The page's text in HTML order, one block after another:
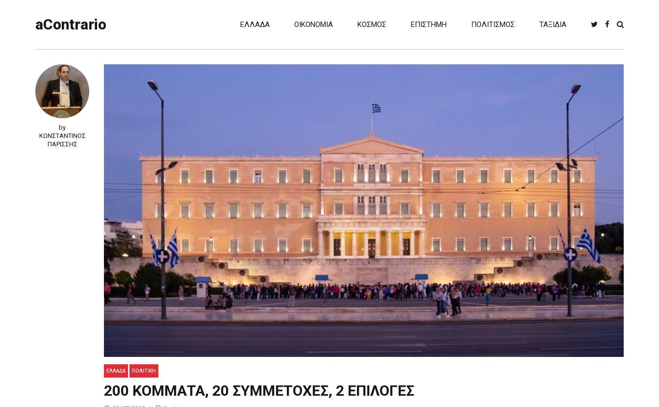
aContrario ΕΛΛΑΔΑ ΟΙΚΟΝΟΜΙΑ ΚΟΣΜΟΣ ΕΠΙΣΤΗΜΗ ΠΟΛΙΤΙΣΜΟΣ ΤΑΞΙΔΙΑ
by
ΚΩΝΣΤΑΝΤΙΝΟΣ
ΠΑΡΙΣΣΗΣ
ΕΛΛΑΔΑ ΠΟΛΙΤΙΚΉ
200 ΚΟΜΜΑΤΑ, 20 ΣΥΜΜΕΤΟΧΕΣ, 2 ΕΠΙΛΟΓΕΣ